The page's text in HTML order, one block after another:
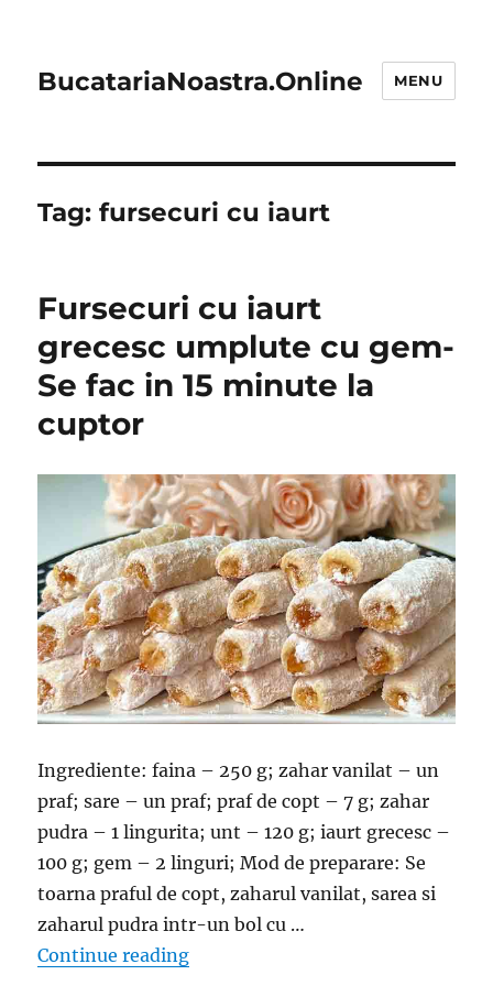
BucatariaNoastra.Online MENU
Tag:fursecuri cu iaurt
Fursecuri cu iaurt
grecesc umplute cu gem-
Se fac in 15 minute la
cuptor
Ingrediente: faina – 250 g; zahar vanilat – un
praf; sare – un praf; praf de copt – 7 g; zahar
pudra – 1 lingurita; unt – 120 g; iaurt grecesc –
100 g; gem – 2 linguri; Mod de preparare: Se
toarna praful de copt, zaharul vanilat, sarea si
zaharul pudra intr-un bol cu …
Continue reading“Fursecuri cu iaurt grecesc